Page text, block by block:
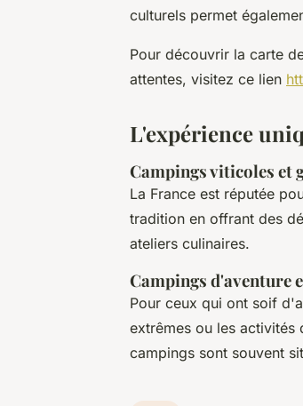
culturels permet
Pour découvrir la carte
attentes, visitez ce lien
L'expérience
Campings viticoles et
La France est réputée
tradition en offrant des
ateliers culinaires.
Campings d'aventure
Pour ceux qui ont soif
extrêmes ou les activités
campings sont souvent